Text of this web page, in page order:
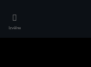
main
Izvēlne